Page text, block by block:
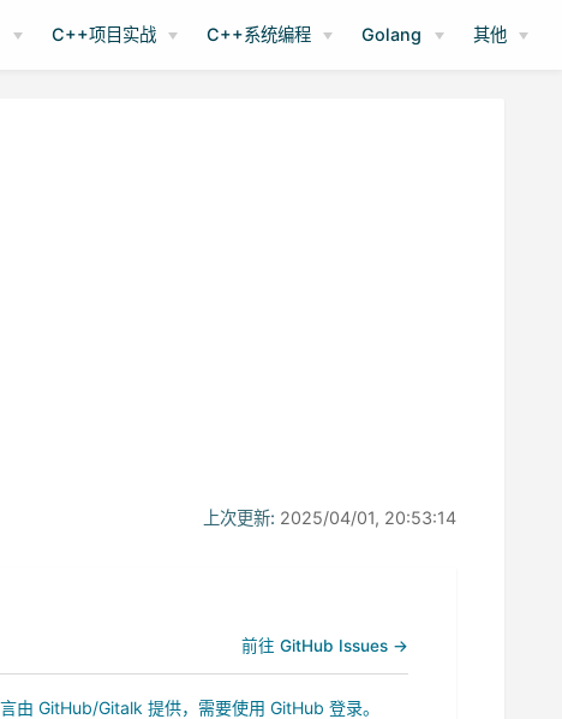
C++项目实战 C++系统编程 Golang 其他
上次更新: 2025/04/01, 20:53:14
前往 GitHub Issues →
由 GitHub/Gitalk 提供，需要使用 GitHub 登录。